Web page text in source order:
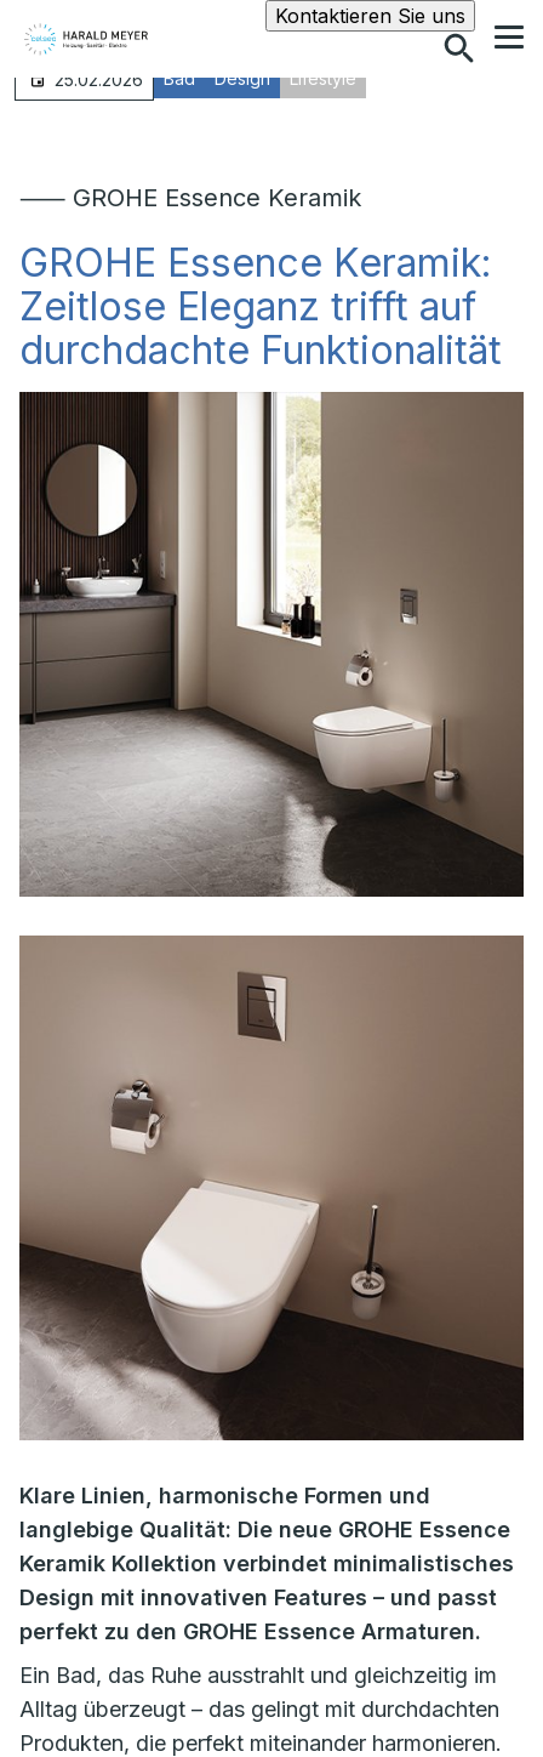
Kontaktieren Sie unsSuche
25.02.2026 Bad Design Lifestyle
⸺ GROHE Essence Keramik
GROHE Essence Keramik:
Zeitlose Eleganz trifft auf
durchdachte Funktionalität
Klare Linien, harmonische Formen und
langlebige Qualität: Die neue GROHE Essence
Keramik Kollektion verbindet minimalistisches
Design mit innovativen Features – und passt
perfekt zu den GROHE Essence Armaturen.
Ein Bad, das Ruhe ausstrahlt und gleichzeitig im
Alltag überzeugt – das gelingt mit durchdachten
Produkten, die perfekt miteinander harmonieren.